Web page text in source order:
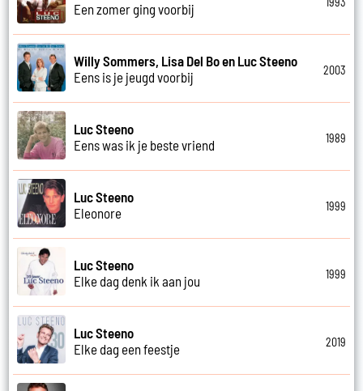
Een zomer ging voorbij
Willy Sommers, Lisa Del Bo en Luc Steeno
Eens is je jeugd voorbij
2003
Luc Steeno
Eens was ik je beste vriend
1989
Luc Steeno
Eleonore
1999
Luc Steeno
Elke dag denk ik aan jou
1999
Luc Steeno
Elke dag een feestje
2019